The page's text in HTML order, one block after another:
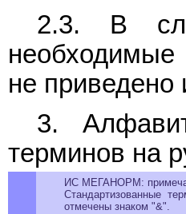
2.3. В
необходимые
не приведено
3.
терминов на
ИС МЕГАНОРМ:
Стандартизованные
отмечены знаком "&".